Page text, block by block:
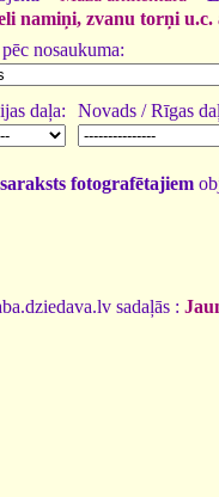
namiņi, zvanu torņi u.c.
nosaukuma:
daļa: Novads / Rīgas
fotografētajiem
sadaļās :